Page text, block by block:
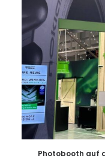
Photobooth auf